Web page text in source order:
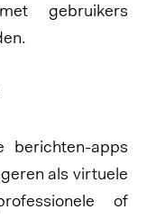
gebruikers
berichten-apps
als virtuele
of